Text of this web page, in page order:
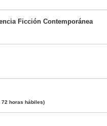
Ficción Contemporánea
72 horas hábiles)